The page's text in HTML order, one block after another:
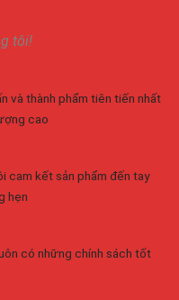
tôi!
và thành phẩm tiên tiến nhất
cao
cam kết sản phẩm đến tay
hẹn
có những chính sách tốt